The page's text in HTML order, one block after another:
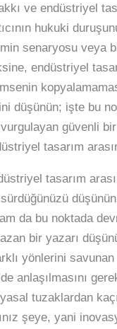
ve endüstriyel
hukuki
senaryosu veya
endüstriyel
düşünün; işte bu
güvenli
tasarım
tasarım
da bu noktada
bir yazarı
yönlerini
anlaşılmasını
tuzaklardan
şeye, yani